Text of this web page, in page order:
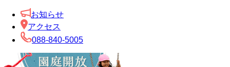
お知らせ
アクセス
088-840-5005